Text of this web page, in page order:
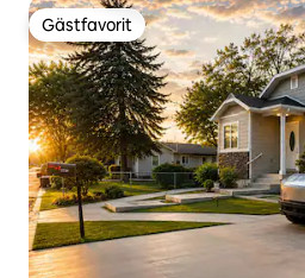
Gästfavorit
Gästfavorit